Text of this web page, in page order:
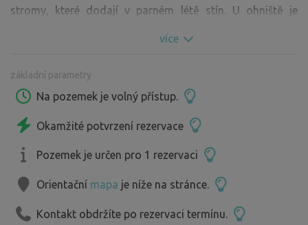
stromy, které dodají v parném létě stín. U ohniště je
tak nerozdělávejte oheň a vezměte si dalekohled.
Je možné kempování i větší skupiny, ale pouze pod
jednou rezervací, pro vaše soukromí. (Napište nám do
Labem (památka Unesco). 10km hrad Kunětická hora,
10km sjezd D11. V blízké malebné vesničce Přelovice
(1km) máme obchod a hospůdku na hřišti. Můžete si u
nás pronajmout kánoe Od regionálních výrobců si můžete
Přijeďte si k nám odpočinout a zažít spojení vás a přírody.
více
základní parametry
Na pozemek je volný přístup.
Okamžité potvrzení rezervace
Pozemek je určen pro 1 rezervaci
Orientační mapa je níže na stránce.
Kontakt obdržíte po rezervaci termínu.